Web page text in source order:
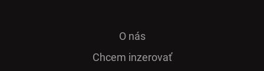
O nás
Chcem inzerovať